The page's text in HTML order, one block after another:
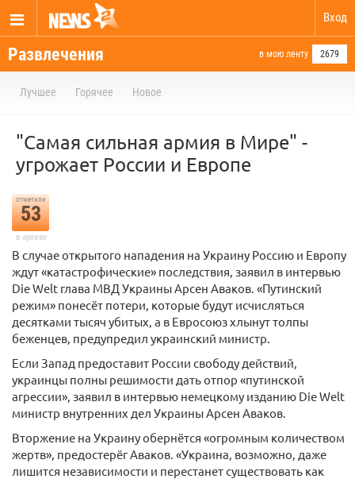
Вход
Развлечения в мою ленту 2679
Лучшее Горячее Новое
"Самая сильная армия в Мире" -
угрожает России и Европе
отметили
53
в архиве
В случае открытого нападения на Украину Россию и Европу
ждут «катастрофические» последствия, заявил в интервью
Die Welt глава МВД Украины Арсен Аваков. «Путинский
режим» понесёт потери, которые будут исчисляться
десятками тысяч убитых, а в Евросоюз хлынут толпы
беженцев, предупредил украинский министр.
Если Запад предоставит России свободу действий,
украинцы полны решимости дать отпор «путинской
агрессии», заявил в интервью немецкому изданию Die Welt
министр внутренних дел Украины Арсен Аваков.
Вторжение на Украину обернётся «огромным количеством
жертв», предостерёг Аваков. «Украина, возможно, даже
лишится независимости и перестанет существовать как